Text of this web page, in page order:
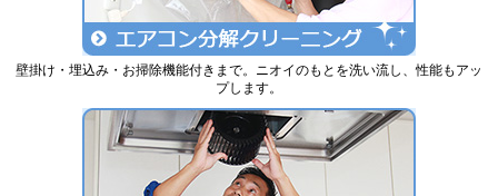
壁掛け・埋込み・お掃除機能付きまで。ニオイのもとを洗い流し、性能もアッ
プします。